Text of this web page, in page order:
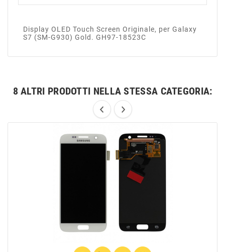
Display OLED Touch Screen Originale, per Galaxy
S7 (SM-G930) Gold. GH97-18523C
8 ALTRI PRODOTTI NELLA STESSA CATEGORIA: